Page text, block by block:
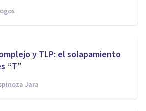
y TLP: el solapamiento
“T”
Jara